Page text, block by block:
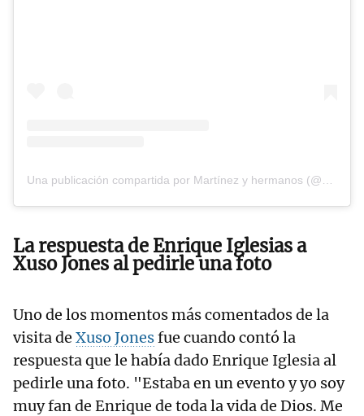
La respuesta de Enrique Iglesias a
Xuso Jones al pedirle una foto
Uno de los momentos más comentados de la
visita de Xuso Jonesfue cuando contó la
respuesta que le había dado Enrique Iglesia al
pedirle una foto. "Estaba en un evento y yo soy
muy fan de Enrique de toda la vida de Dios. Me